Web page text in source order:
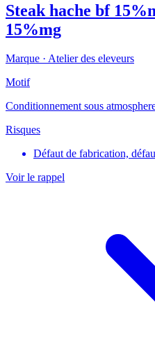
Steak hache bf
15%mg
Marque · Atelier des eleveurs
Motif
Conditionnement sous
Risques
Défaut de fabrication,
Voir le rappel